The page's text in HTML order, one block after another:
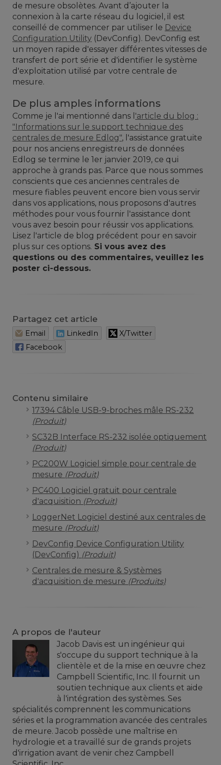
de mesure obsolètes. Avant d’ajouter la
connexion à la carte réseau du logiciel, il est
conseillé de commencer par utiliser le Device
Configuration Utility (DevConfig). DevConfig est
un moyen rapide d'essayer différentes vitesses de
transfert de port série et d'identifier le système
d'exploitation utilisé par votre centrale de
mesure.
De plus amples informations
Comme je l'ai mentionné dans l 'article du blog :
"Informations sur le support technique des
centrales de mesure Edlog", l'assistance gratuite
pour nos anciens enregistreurs de données
Edlog se termine le 1er janvier 2019, ce qui
approche à grands pas. Parce que nous sommes
conscients que ces anciennes centrales de
mesure fiables peuvent encore bien vous servir
dans vos applications, nous proposons d'autres
méthodes pour vous fournir l'assistance dont
vous avez besoin pour réussir vos applications.
Lisez l'article de blog précédent pour en savoir
plus sur ces options. Si vous avez des
questions ou des commentaires, veuillez les
poster ci-dessous.
Partagez cet article
Email LinkedIn
X/Twitter
Facebook
Contenu similaire
17394 Câble USB-9-broches mâle RS-232
(Produit)
SC32B Interface RS-232 isolée optiquement
(Produit)
PC200W Logiciel simple pour centrale de
mesure (Produit)
PC400 Logiciel gratuit pour centrale
d'acquisition (Produit)
LoggerNet Logiciel destiné aux centrales de
mesure (Produit)
DevConfig Device Configuration Utility
(DevConfig) (Produit)
Centrales de mesure & Systèmes
d'acquisition de mesure (Produits)
A propos de l'auteur
Jacob Davis est un ingénieur qui
s'occupe du support technique à la
clientèle et de la mise en œuvre chez
Campbell Scientific, Inc. Il fournit un
soutien technique aux clients et aide
à l'intégration des systèmes. Ses
spécialités comprennent les communications
séries et la programmation avancée des centrales
de meure. Jacob possède une maîtrise en
hydrologie et a travaillé sur de grands projets
d'irrigation avant de venir chez Campbell